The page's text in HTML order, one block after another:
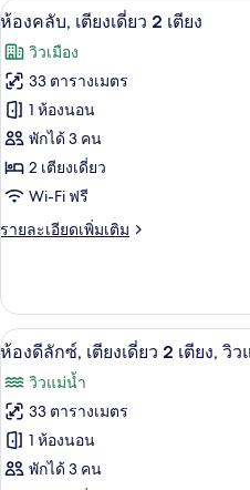
เตียง,
วิว
เมือง
ห้อง
ลัก
ซ์,
เตียง
เดี่ยว
2
เตียง,
วิว
เมือง
เปิด
ภาพถ่าย
ทั้งหมด
ของ
ห้อง
คลับ,
เตียง
เดี่ยว
เตียง
8
ห้องคลับ, เตียงเดี่ยว 2 เตียง
วิวเมือง
33 ตารางเมตร
1 ห้องนอน
พักได้ 3 คน
2 เตียงเดี่ยว
Wi-Fi ฟรี
รายละเอียดเพิ่มเติม
ราย
เกี่ยว
กับ
ห้อง
เตียง
เดี่ยว
เตียง
เปิด
ภาพถ่าย
ทั้งหมด
ของ
ห้อง
9
ห้องดีลักซ์, เตียงเดี่ยว 2 เตียง, วิ
วิวแม่น้ำ
33 ตารางเมตร
1 ห้องนอน
พักได้ 3 คน